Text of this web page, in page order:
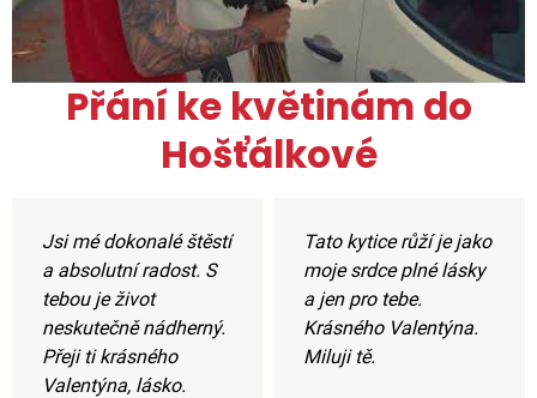
Přání ke květinám do
Hošťálkové
Jsi mé dokonalé štěstí
a absolutní radost. S
tebou je život
neskutečně nádherný.
Přeji ti krásného
Valentýna, lásko.
Tato kytice růží je jako
moje srdce plné lásky
a jen pro tebe.
Krásného Valentýna.
Miluji tě.